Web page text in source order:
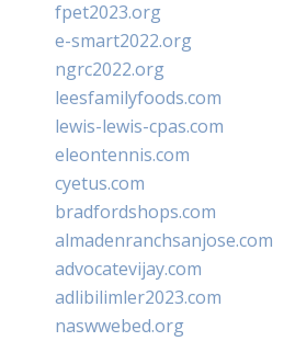
fpet2023.org
e-smart2022.org
ngrc2022.org
leesfamilyfoods.com
lewis-lewis-cpas.com
eleontennis.com
cyetus.com
bradfordshops.com
almadenranchsanjose.com
advocatevijay.com
adlibilimler2023.com
naswwebed.org